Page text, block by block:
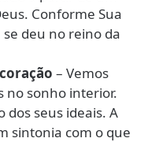
Conforme Sua
deu no reino da
– Vemos
no sonho interior.
dos seus ideais. A
sintonia com o que